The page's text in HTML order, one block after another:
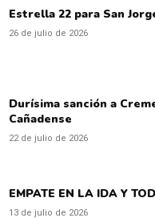
Estrella 22 para San
26 de julio de 2026
Durísima sanción a
Cañadense
22 de julio de 2026
EMPATE EN LA IDA Y
13 de julio de 2026